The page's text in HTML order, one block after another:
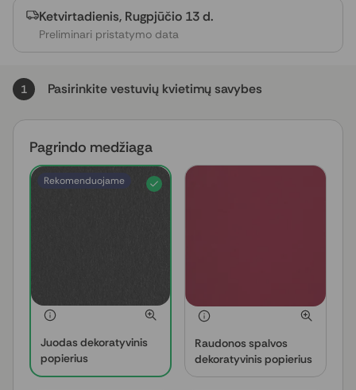
Ketvirtadienis, Rugpjūčio 13 d.
Preliminari pristatymo data
1 Pasirinkite vestuvių kvietimų savybes
Pagrindo medžiaga
Juodas dekoratyvinis
popierius
Rekomenduojame
Raudonos spalvos
dekoratyvinis popierius